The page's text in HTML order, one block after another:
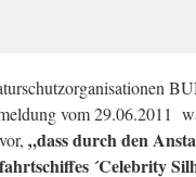
vom 29.06.2011
„dass durch den
´Celebrity